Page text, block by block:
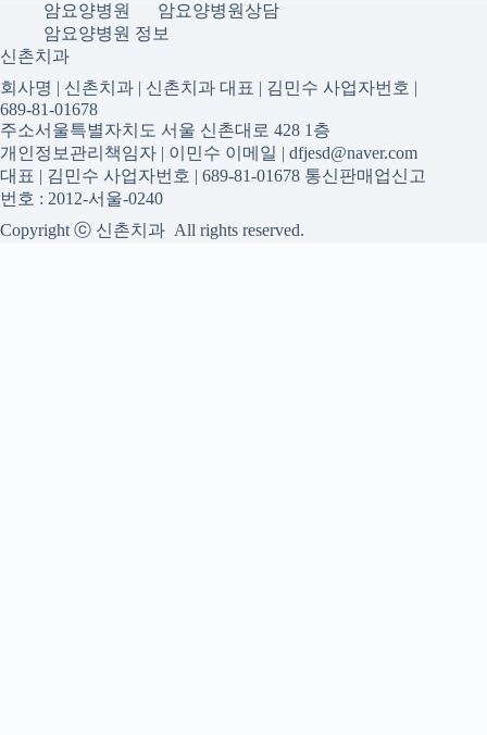
암요양병원
암요양병원상담
암요양병원 정보
신촌치과
회사명 | 신촌치과 | 신촌치과 대표 | 김민수 사업자번호 |
689-81-01678
주소서울특별자치도 서울 신촌대로 428 1층
개인정보관리책임자 | 이민수 이메일 | dfjesd@naver.com
대표 | 김민수 사업자번호 | 689-81-01678 통신판매업신고
번호 : 2012-서울-0240
Copyright ⓒ 신촌치과 All rights reserved.